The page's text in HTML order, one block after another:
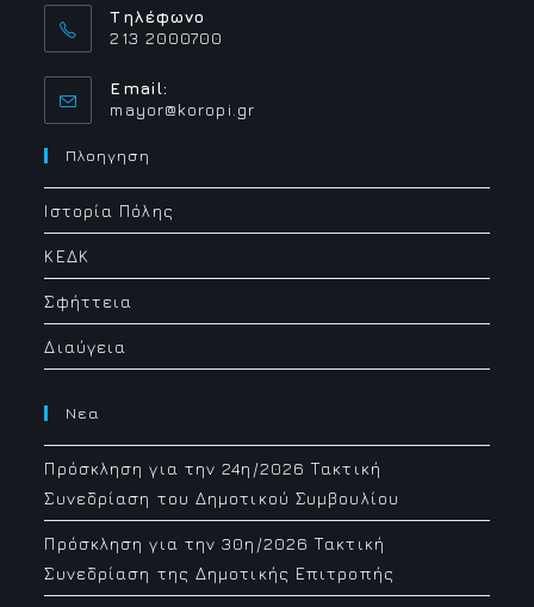
Τηλέφωνο
213 2000700
Email:
mayor@koropi.grOpens
Πλοηγηση
Ιστορία Πόλης
ΚΕΔΚ
Σφήττεια
Διαύγεια
Νεα
Πρόσκληση για την 24η/2026 Τακτική
Συνεδρίαση του Δημοτικού Συμβουλίου
Πρόσκληση για την 30η/2026 Τακτική
Συνεδρίαση της Δημοτικής Επιτροπής